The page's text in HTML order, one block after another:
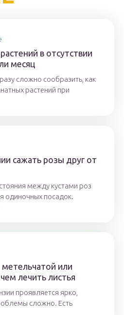
в отсутствии
месяц
сложно сообразить, как
растений при
сажать розы друг от
между кустами роз
одиночных посадок.
или
лечить листья
проявляется ярко,
сложно. Есть